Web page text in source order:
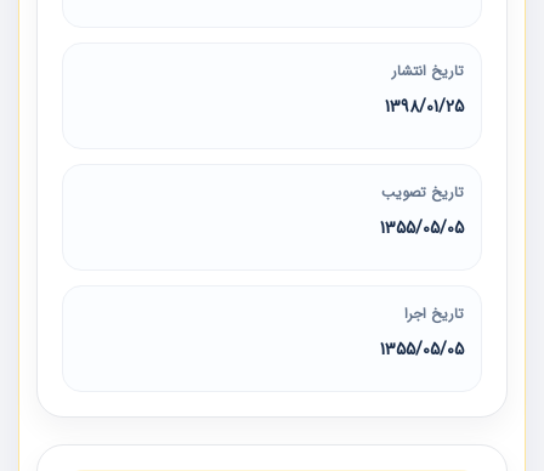
تاریخ انتشار
1398/01/25
تاریخ تصویب
1355/05/05
تاریخ اجرا
1355/05/05